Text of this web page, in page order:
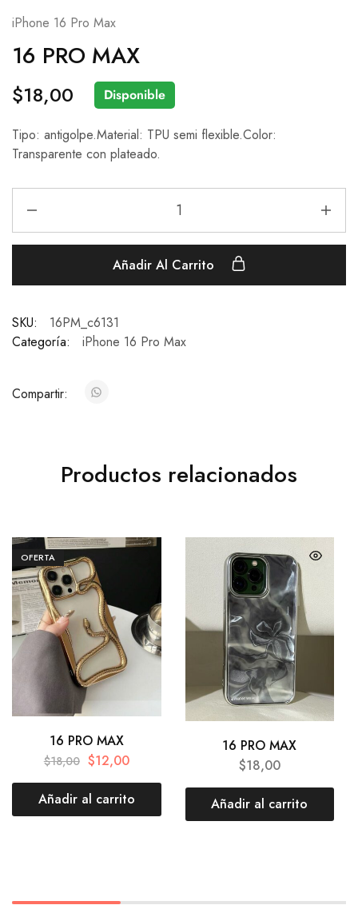
iPhone 16 Pro Max
16 PRO MAX
$18,00 Disponible
Tipo: antigolpe.Material: TPU semi flexible.Color:
Transparente con plateado.
Añadir Al Carrito
SKU:
16PM_c6131
Categoría:
iPhone 16 Pro Max
Compartir:
Productos relacionados
OFERTA
16 PRO MAX
$18,00 $12,00
Añadir al carrito
16 PRO MAX
$18,00
Añadir al carrito